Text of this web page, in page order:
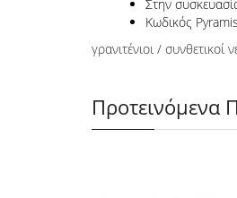
Στην
Κωδικός
γρανιτένιοι / συνθετικοί
Προτεινόμενα